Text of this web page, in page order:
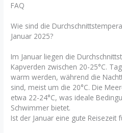
FAQ
Wie sind die
Januar 2025?
Im Januar liegen die
Kapverden zwischen 20-25°C.
warm werden, während die
sind, meist um die 20°C. Die
etwa 22-24°C, was ideale
Schwimmer bietet.
Ist der Januar eine gute Reisezeit